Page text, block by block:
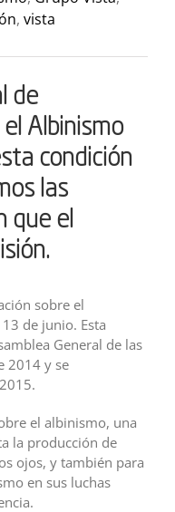
, vista
de
Albinismo
condición
las
que el
sobre el
de junio. Esta
General de las
2014 y se
el albinismo, una
la producción de
ojos, y también para
en sus luchas